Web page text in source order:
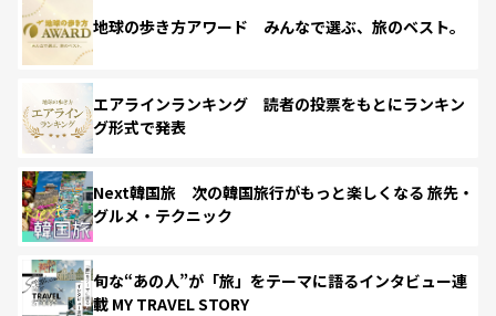
地球の歩き方アワード みんなで選ぶ、旅のベスト。
エアラインランキング 読者の投票をもとにランキン
グ形式で発表
Next韓国旅 次の韓国旅行がもっと楽しくなる 旅先・
グルメ・テクニック
旬な“あの人”が「旅」をテーマに語るインタビュー連
載 MY TRAVEL STORY